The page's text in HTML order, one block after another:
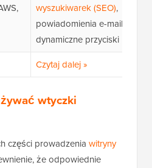
wyszukiwarek (SEO),
powiadomienia e-mail i
dynamiczne przyciski
Czytaj dalej »
wtyczki
części prowadzenia witryny
że odpowiednie